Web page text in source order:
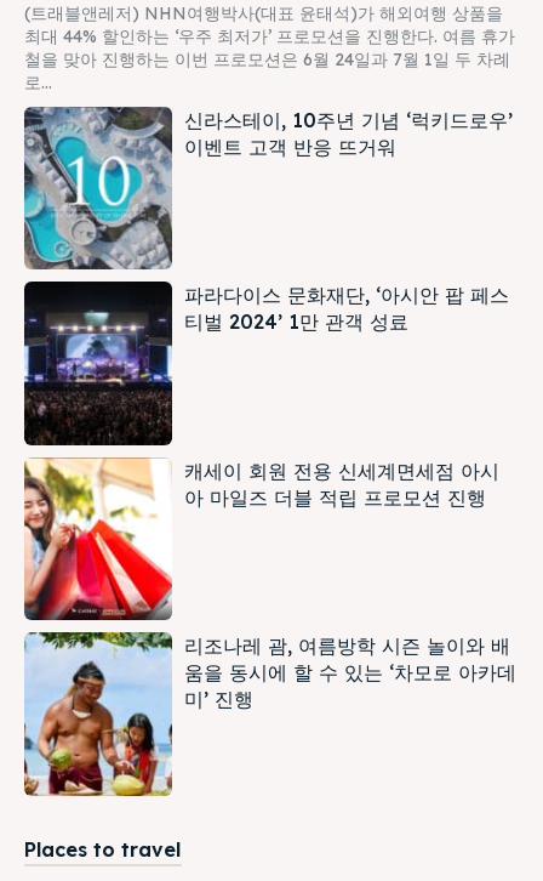
(트래블앤레저) NHN여행박사(대표 윤태석)가 해외여행 상품을
최대 44% 할인하는 ‘우주 최저가’ 프로모션을 진행한다. 여름 휴가
철을 맞아 진행하는 이번 프로모션은 6월 24일과 7월 1일 두 차례
로...
신라스테이, 10주년 기념 ‘럭키드로우’
이벤트 고객 반응 뜨거워
파라다이스 문화재단, ‘아시안 팝 페스
티벌 2024’ 1만 관객 성료
캐세이 회원 전용 신세계면세점 아시
아 마일즈 더블 적립 프로모션 진행
리조나레 괌, 여름방학 시즌 놀이와 배
움을 동시에 할 수 있는 ‘차모로 아카데
미’ 진행
Places to travel